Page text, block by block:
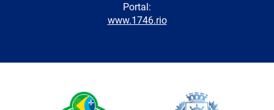
Portal:
www.1746.rio